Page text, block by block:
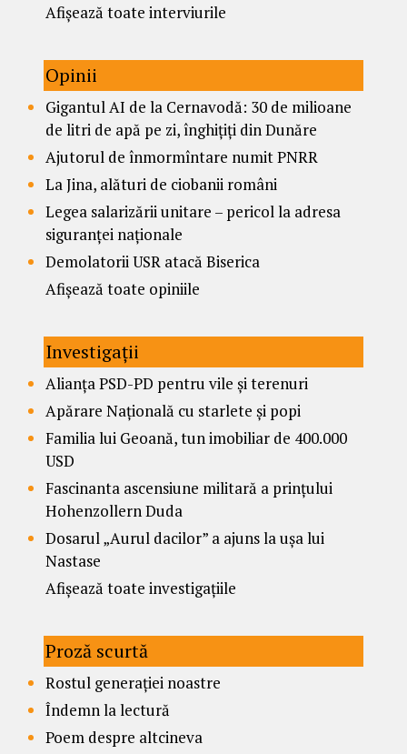
Afișează toate interviurile
Opinii
Gigantul AI de la Cernavodă: 30 de milioane
de litri de apă pe zi, înghițiți din Dunăre
Ajutorul de înmormîntare numit PNRR
La Jina, alături de ciobanii români
Legea salarizării unitare – pericol la adresa
siguranței naționale
Demolatorii USR atacă Biserica
Afișează toate opiniile
Investigații
Alianța PSD-PD pentru vile și terenuri
Apărare Națională cu starlete și popi
Familia lui Geoană, tun imobiliar de 400.000
USD
Fascinanta ascensiune militară a prințului
Hohenzollern Duda
Dosarul „Aurul dacilor” a ajuns la ușa lui
Nastase
Afișează toate investigațiile
Proză scurtă
Rostul generației noastre
Îndemn la lectură
Poem despre altcineva